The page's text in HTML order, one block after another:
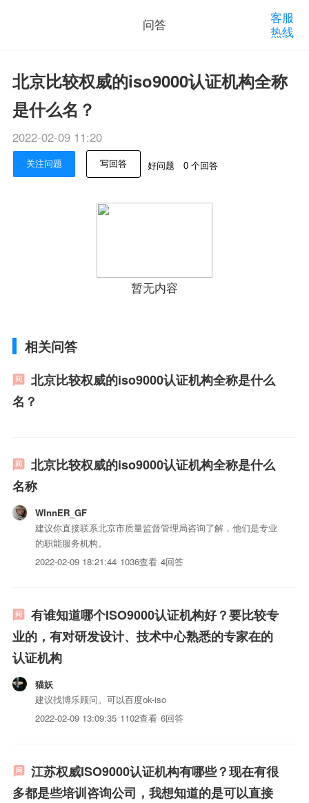
问答
客服
热线
北京比较权威的iso9000认证机构全称
是什么名？
2022-02-09 11:20
关注问题 写回答 好问题 0 个回答
暂无内容
相关问答
北京比较权威的iso9000认证机构全称是什么
名？
北京比较权威的iso9000认证机构全称是什么
名称
WInnER_GF
建议你直接联系北京市质量监督管理局咨询了解，他们是专业
的职能服务机构。
2022-02-09 18:21:44 1036查看 4回答
有谁知道哪个ISO9000认证机构好？要比较专
业的，有对研发设计、技术中心熟悉的专家在的
认证机构
猫妖
建议找博乐顾问。可以百度ok-iso
2022-02-09 13:09:35 1102查看 6回答
江苏权威ISO9000认证机构有哪些？现在有很
多都是些培训咨询公司，我想知道的是可以直接